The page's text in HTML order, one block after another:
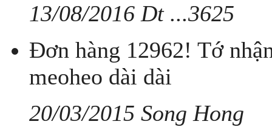
13/08/2016 Dt ...3625
Đơn hàng 12962! Tớ
meoheo dài dài
20/03/2015 Song Hong